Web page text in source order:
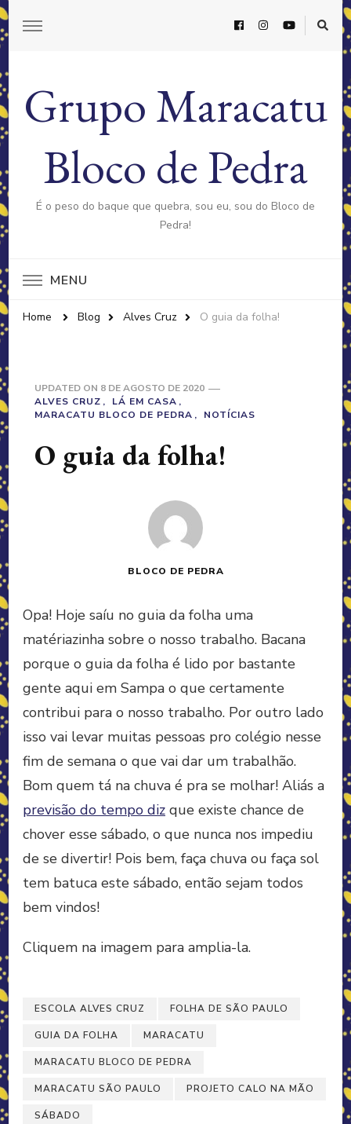
Grupo Maracatu
Bloco de Pedra
É o peso do baque que quebra, sou eu, sou do Bloco de
Pedra!
MENU
Home Blog Alves Cruz O guia da folha!
UPDATED ON 8 DE AGOSTO DE 2020
ALVES CRUZ
LÁ EM CASA
MARACATU BLOCO DE PEDRA
NOTÍCIAS
O guia da folha!
BLOCO DE PEDRA
Opa! Hoje saíu no guia da folha uma
matériazinha sobre o nosso trabalho. Bacana
porque o guia da folha é lido por bastante
gente aqui em Sampa o que certamente
contribui para o nosso trabalho. Por outro lado
isso vai levar muitas pessoas pro colégio nesse
fim de semana o que vai dar um trabalhão.
Bom quem tá na chuva é pra se molhar! Aliás a
previsão do tempo diz que existe chance de
chover esse sábado, o que nunca nos impediu
de se divertir! Pois bem, faça chuva ou faça sol
tem batuca este sábado, então sejam todos
bem vindos!
Cliquem na imagem para amplia-la.
ESCOLA ALVES CRUZ FOLHA DE SÃO PAULO
GUIA DA FOLHA MARACATU
MARACATU BLOCO DE PEDRA
MARACATU SÃO PAULO PROJETO CALO NA MÃO
SÁBADO